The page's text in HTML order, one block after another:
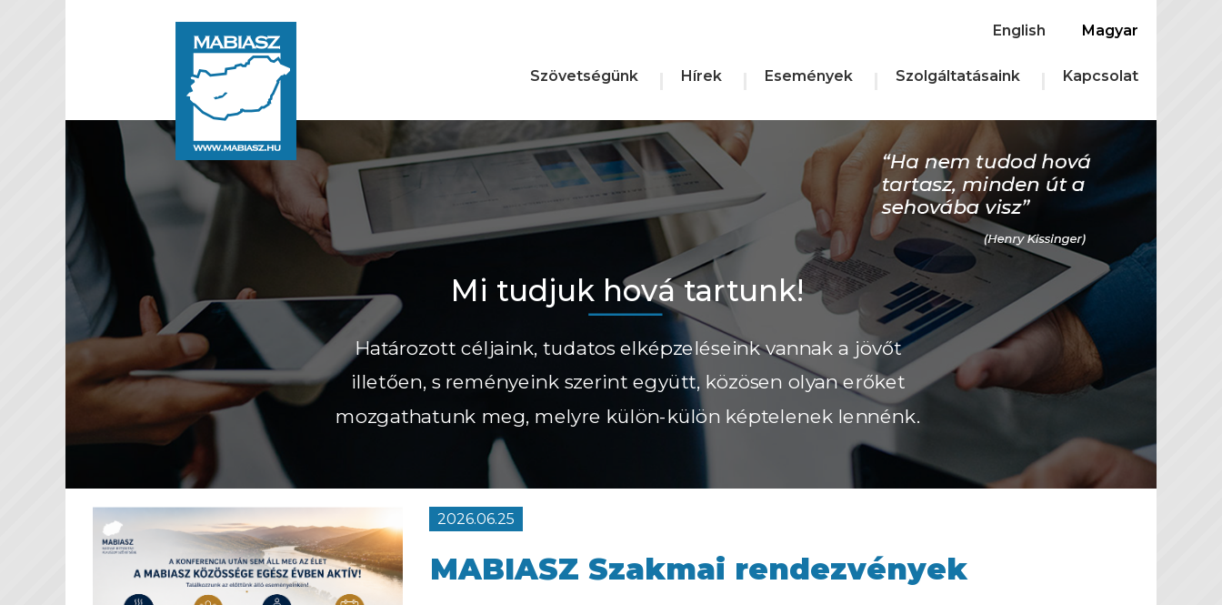
English Magyar
Szövetségünk Hírek Események Szolgáltatásaink Kapcsolat
Mi tudjuk hová tartunk!
Határozott céljaink, tudatos elképzeléseink vannak a jövőt
illetően, s reményeink szerint együtt, közösen olyan erőket
mozgathatunk meg, melyre külön-külön képtelenek lennénk.
2026.06.25
MABIASZ Szakmai rendezvények